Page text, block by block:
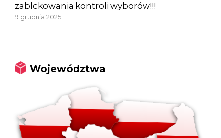
zablokowania kontroli wyborów!!!
9 grudnia 2025
Województwa